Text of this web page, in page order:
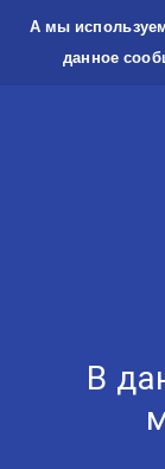
А мы
данное
В